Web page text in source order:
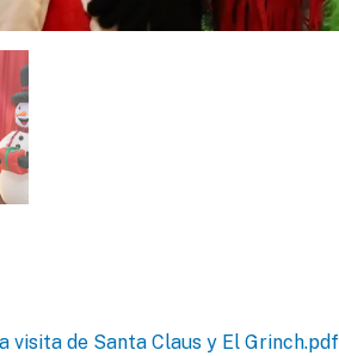
visita de Santa Claus y El Grinch.pdf